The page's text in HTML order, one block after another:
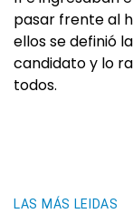
pasar frente al
ellos se definió
candidato y lo
todos.
LAS MÁS LEIDAS